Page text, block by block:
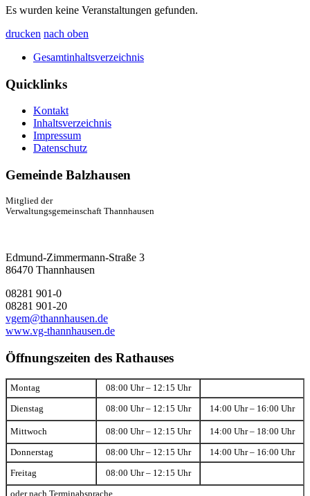
Es wurden keine Veranstaltungen gefunden.
drucken nach oben
Gesamtinhaltsverzeichnis
Quicklinks
Kontakt
Inhaltsverzeichnis
Impressum
Datenschutz
Gemeinde Balzhausen
Mitglied der
Verwaltungsgemeinschaft Thannhausen
Edmund-Zimmermann-Straße 3
86470 Thannhausen
08281 901-0
08281 901-20
vgem@thannhausen.de
www.vg-thannhausen.de
Öffnungszeiten des Rathauses
Montag 08:00 Uhr – 12:15 Uhr
Dienstag 08:00 Uhr – 12:15 Uhr 14:00 Uhr – 16:00 Uhr
Mittwoch 08:00 Uhr – 12:15 Uhr 14:00 Uhr – 18:00 Uhr
Donnerstag 08:00 Uhr – 12:15 Uhr 14:00 Uhr – 16:00 Uhr
Freitag 08:00 Uhr – 12:15 Uhr